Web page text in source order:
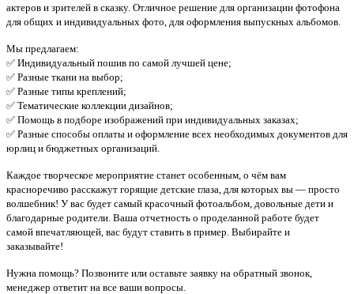
актеров и зрителей в сказку. Отличное решение для организации фотофона
для общих и индивидуальных фото, для оформления выпускных альбомов.
Мы предлагаем:
✅ Индивидуальный пошив по самой лучшей цене;
✅ Разные ткани на выбор;
✅ Разные типы креплений;
✅ Тематические коллекции дизайнов;
✅ Помощь в подборе изображений при индивидуальных заказах;
✅ Разные способы оплаты и оформление всех необходимых документов для
юрлиц и бюджетных организаций.
Каждое творческое мероприятие станет особенным, о чём вам
красноречиво расскажут горящие детские глаза, для которых вы — просто
волшебник! У вас будет самый красочный фотоальбом, довольные дети и
благодарные родители. Ваша отчетность о проделанной работе будет
самой впечатляющей, вас будут ставить в пример. Выбирайте и
заказывайте!
Нужна помощь? Позвоните или оставьте заявку на обратный звонок,
менеджер ответит на все ваши вопросы.